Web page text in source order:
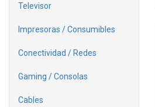
Televisor
Impresoras / Consumibles
Conectividad / Redes
Gaming / Consolas
Cables